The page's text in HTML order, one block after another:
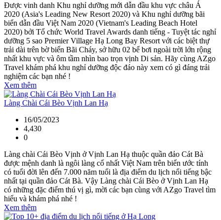
Được vinh danh Khu nghỉ dưỡng mới dẫn đầu khu vực châu Á
2020 (Asia's Leading New Resort 2020) và Khu nghỉ dưỡng bãi
biển dẫn đầu Việt Nam 2020 (Vietnam's Leading Beach Hotel
2020) bởi Tổ chức World Travel Awards danh tiếng - Tuyệt tác nghỉ
dưỡng 5 sao Premier Village Hạ Long Bay Resort với các biệt thự
trải dài trên bờ biển Bãi Cháy, sở hữu 02 bể bơi ngoài trời lớn rộng
nhất khu vực và ôm tầm nhìn bao trọn vịnh Di sản. Hãy cùng AZgo
Travel khám phá khu nghỉ dưỡng độc đáo này xem có gì đáng trải
nghiệm các bạn nhé !
Xem thêm
Làng Chài Cái Bèo Vịnh Lan Hạ
16/05/2023
4,430
0
Làng chài Cái Bèo Vịnh ở Vịnh Lan Hạ thuộc quần đảo Cát Bà
được mệnh danh là ngôi làng cổ nhất Việt Nam trên biển ước tính
có tuổi đời lên đến 7.000 năm tuổi là địa điểm du lịch nổi tiếng bậc
nhất tại quần đảo Cát Bà. Vậy Làng chài Cái Bèo ở Vịnh Lan Hạ
có những đặc điểm thú vị gì, mời các bạn cùng với AZgo Travel tìm
hiểu và khám phá nhé !
Xem thêm